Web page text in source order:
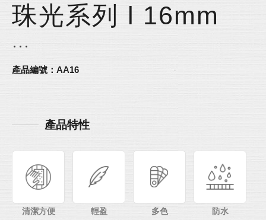
珠光系列 l 16mm
產品編號：AA16
產品特性
清潔方便 輕盈 多色 防水